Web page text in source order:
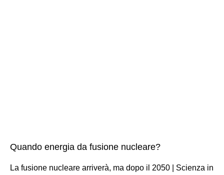
Quando energia da fusione nucleare?
La fusione nucleare arriverà, ma dopo il 2050 | Scienza in